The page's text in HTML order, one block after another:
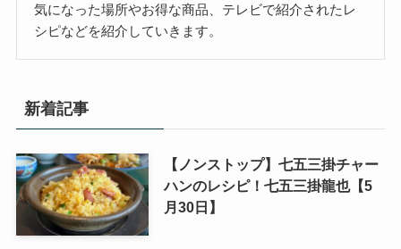
気になった場所やお得な商品、テレビで紹介されたレ
シピなどを紹介していきます。
新着記事
【ノンストップ】七五三掛チャー
ハンのレシピ！七五三掛龍也【5
月30日】